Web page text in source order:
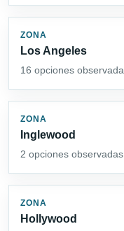
ZONA
Los Angeles
16 opciones
ZONA
Inglewood
2 opciones
ZONA
Hollywood